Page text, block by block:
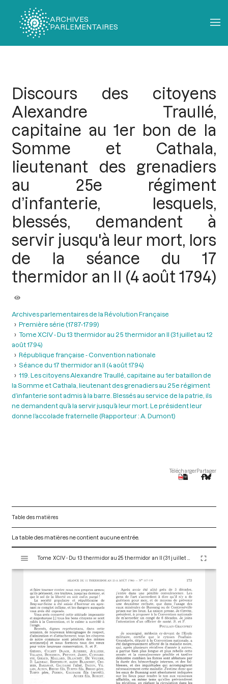
ARCHIVES
PARLEMENTAIRES
Discours des citoyens
Alexandre Traullé,
capitaine au 1er bon de la
Somme et Cathala,
lieutenant des grenadiers
au 25e régiment
d’infanterie, lesquels,
blessés, demandent à
servir jusqu'à leur mort, lors
de la séance du 17
thermidor an II (4 août 1794)
Archives parlementaires de la Révolution Française
Première série (1787-1799)
Tome XCIV - Du 13 thermidor au 25 thermidor an II (31 juillet au 12
août 1794)
République française - Convention nationale
Séance du 17 thermidor an II (4 août 1794)
119. Les citoyens Alexandre Traullé, capitaine au 1er bataillon de
la Somme et Cathala, lieutenant des grenadiers au 25e régiment
d’infanterie sont admis à la barre. Blessés au service de la patrie, ils
ne demandent qu’à la servir jusqu’à leur mort. Le président leur
donne l’accolade fraternelle (Rapporteur : A. Dumont)
TéléchargerPartager
Table des matières
La table des matières ne contient aucune entrée.
s